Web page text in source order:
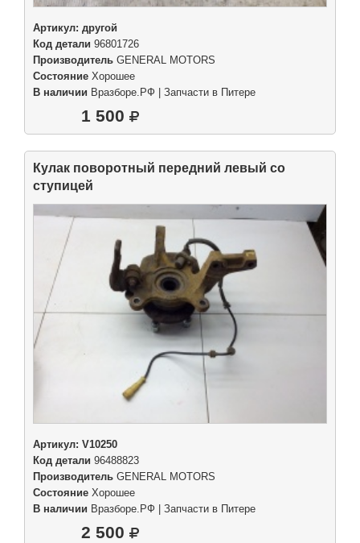
Артикул: другой
Код детали 96801726
Производитель GENERAL MOTORS
Состояние Хорошее
В наличии Вразборе.РФ | Запчасти в Питере
1 500
Кулак поворотный передний левый со
ступицей
Артикул: V10250
Код детали 96488823
Производитель GENERAL MOTORS
Состояние Хорошее
В наличии Вразборе.РФ | Запчасти в Питере
2 500